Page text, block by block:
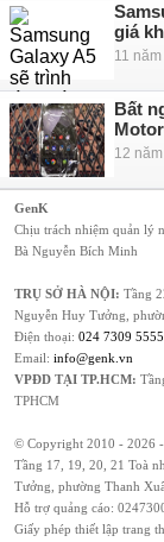
giá
11
Bất
12
GenK
Chịu trách nhiệm quản lý
Bà Nguyễn Bích Minh
TRỤ SỞ HÀ NỘI: Tầng
Nguyễn Huy Tưởng,
Điện thoại: 024 7309 5555
Email: info@genk.vn
VPĐD TẠI TP.HCM:
TPHCM
© Copyright 2010 - 2026
Tầng 17, 19, 20, 21 Toà
Tưởng, phường Thanh
Hỗ trợ quảng cáo:
Giấy phép thiết lập trang